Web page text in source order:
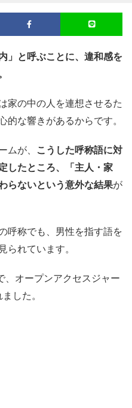
」と呼ぶことに、違和感を
家の中の人を連想させるた
な響きがあるからです。
ムが、 こうした呼称語に対
したところ、「主人・家
らないという意外な結果が
呼称でも、男性を指す語を
られています。
オープンアクセスジャー
した。